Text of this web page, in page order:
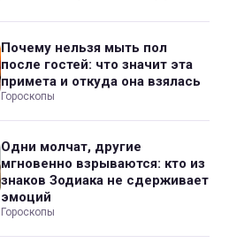
Почему нельзя мыть пол
после гостей: что значит эта
примета и откуда она взялась
Гороскопы
Одни молчат, другие
мгновенно взрываются: кто из
знаков Зодиака не сдерживает
эмоций
Гороскопы